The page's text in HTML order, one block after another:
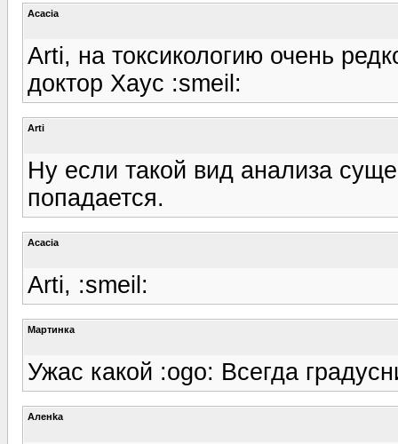
Acacia
Arti, на токсикологию очень
доктор Хаус :smeil:
Arti
Ну если такой вид анализа
попадается.
Acacia
Arti, :smeil:
Мартинка
Ужас какой :ogo: Всегда
Аленka